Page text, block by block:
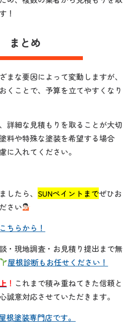
！
まとめ
まな要因によって変動しますが、
くことで、予算を立てやすくなり
詳細な見積もりを取ることが大切
料や特殊な塗装を希望する場合
に入れてください。
したら、 SUNペイントまでぜひお
さい
ちらから！
・現地調査・お見積り提出まで無
屋根診断もお任せください！
！ これまで積み重ねてきた信頼と
誠意対応させていただきます。
根塗装専門店です。